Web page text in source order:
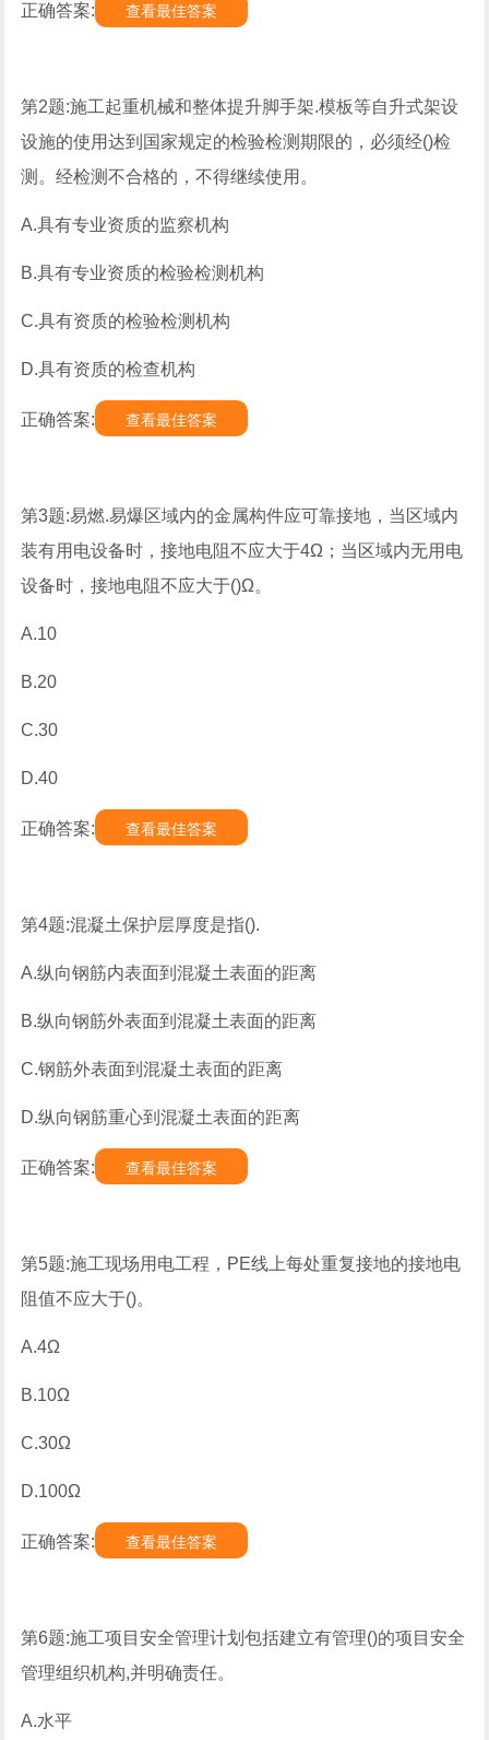
正确答案: 查看最佳答案
第2题:施工起重机械和整体提升脚手架.模板等自升式架设
设施的使用达到国家规定的检验检测期限的，必须经()检
测。经检测不合格的，不得继续使用。
A.具有专业资质的监察机构
B.具有专业资质的检验检测机构
C.具有资质的检验检测机构
D.具有资质的检查机构
正确答案: 查看最佳答案
第3题:易燃.易爆区域内的金属构件应可靠接地，当区域内
装有用电设备时，接地电阻不应大于4Ω；当区域内无用电
设备时，接地电阻不应大于()Ω。
A.10
B.20
C.30
D.40
正确答案: 查看最佳答案
第4题:混凝土保护层厚度是指().
A.纵向钢筋内表面到混凝土表面的距离
B.纵向钢筋外表面到混凝土表面的距离
C.钢筋外表面到混凝土表面的距离
D.纵向钢筋重心到混凝土表面的距离
正确答案: 查看最佳答案
第5题:施工现场用电工程，PE线上每处重复接地的接地电
阻值不应大于()。
A.4Ω
B.10Ω
C.30Ω
D.100Ω
正确答案: 查看最佳答案
第6题:施工项目安全管理计划包括建立有管理()的项目安全
管理组织机构,并明确责任。
A.水平